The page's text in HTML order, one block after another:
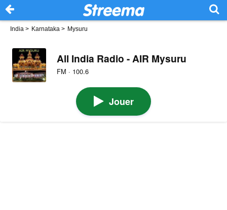
India > Karnataka > Mysuru
All India Radio - AIR Mysuru
FM · 100.6
Jouer